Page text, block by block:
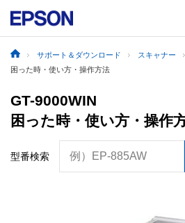
サポート＆ダウンロード スキャナー
困った時・使い方・操作方法
GT-9000WIN
困った時・使い方・操作
型番検索 例）EP-885AW